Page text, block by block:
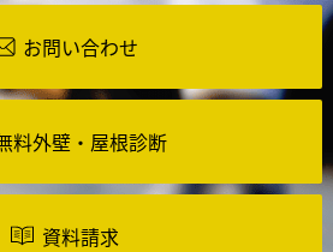
お問い合わせ
料外壁・屋根診断
資料請求